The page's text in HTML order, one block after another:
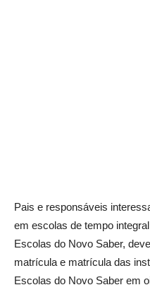
Pais e responsáveis
em escolas de tempo
Escolas do Novo Saber,
matrícula e matrícula das
Escolas do Novo Saber em